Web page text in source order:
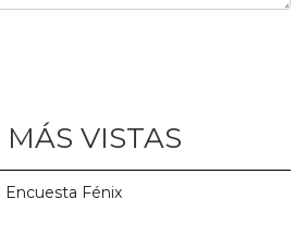
MÁS VISTAS
Encuesta Fénix